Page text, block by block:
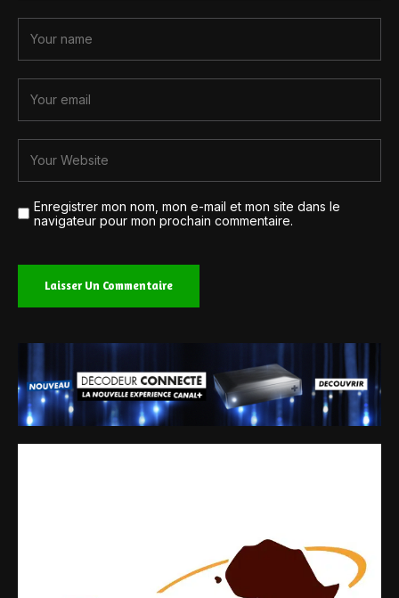
Enregistrer mon nom, mon e-mail et mon site dans le
navigateur pour mon prochain commentaire.